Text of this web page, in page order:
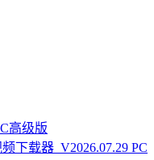
高级版
下载器_V2026.07.29 PC